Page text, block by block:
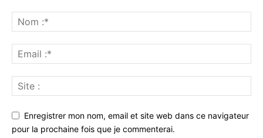
Enregistrer mon nom, email et site web dans ce navigateur
pour la prochaine fois que je commenterai.